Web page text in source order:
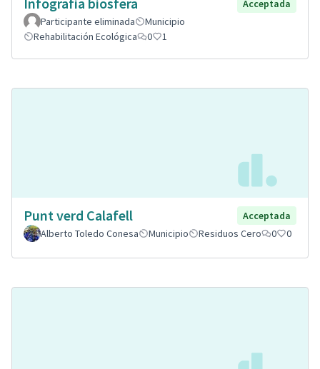
Acceptada
Participante eliminada
Municipio
Rehabilitación Ecológica
0 1
Punt verd Calafell
Acceptada
Alberto Toledo Conesa
Municipio Residuos Cero 0 0